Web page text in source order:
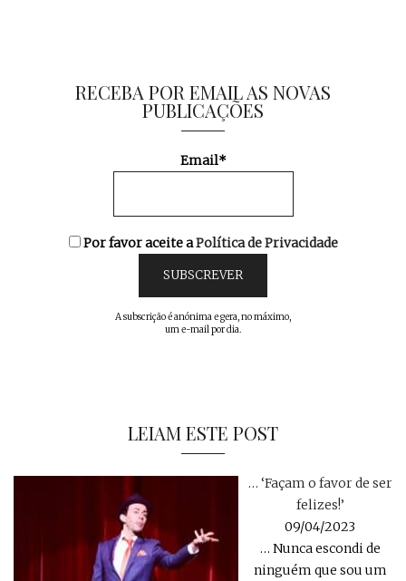
RECEBA POR EMAIL AS NOVAS
PUBLICAÇÕES
Email*
Por favor aceite aPolítica de Privacidade
A subscrição é anónima e gera, no máximo,
um e-mail por dia.
LEIAM ESTE POST
… ‘Façam o favor de ser
felizes!’
09/04/2023
… Nunca escondi de
ninguém que sou um